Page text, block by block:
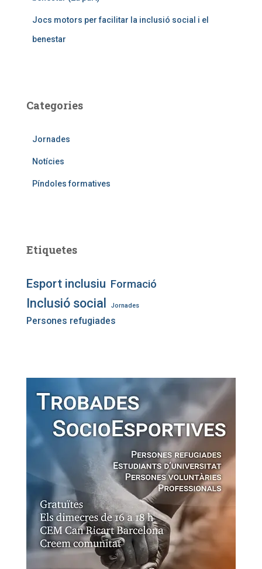
Jocs motors per facilitar la inclusió social i el
benestar
Categories
Jornades
Notícies
Píndoles formatives
Etiquetes
Esport inclusiu Formació
Inclusió social Jornades
Persones refugiades